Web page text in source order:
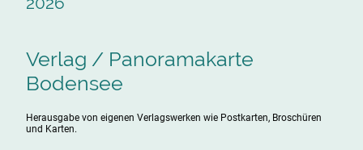
Verlag / Panoramakarte
Bodensee
Herausgabe von eigenen Verlagswerken wie Postkarten, Broschüren
und Karten.